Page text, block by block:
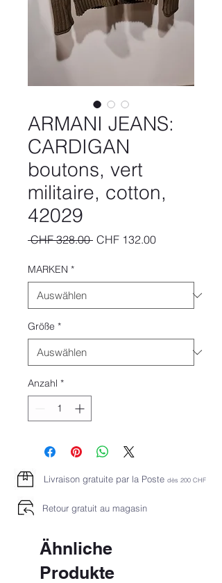
ARMANI JEANS:
CARDIGAN
boutons, vert
militaire, cotton,
42029
CHF 328.00 Standardpreis
CHF 132.00Sale-
MARKEN *
Größe *
Anzahl *
Livraison gratuite par la Poste dès 200 CHF
Retour gratuit au magasin
Ähnliche
Produkte